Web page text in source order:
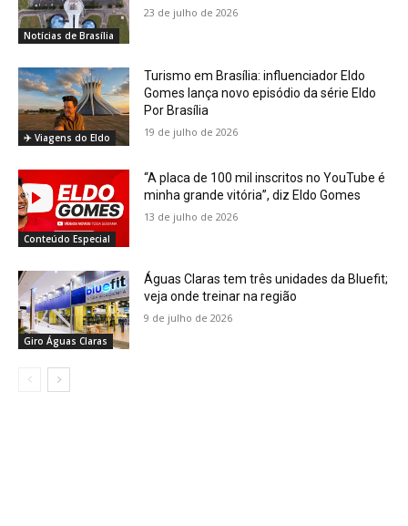
Notícias de Brasília
23 de julho de 2026
✈️ Viagens do Eldo
Turismo em Brasília: influenciador Eldo
Gomes lança novo episódio da série Eldo
Por Brasília
19 de julho de 2026
Conteúdo Especial
“A placa de 100 mil inscritos no YouTube é
minha grande vitória”, diz Eldo Gomes
13 de julho de 2026
Giro Águas Claras
Águas Claras tem três unidades da Bluefit;
veja onde treinar na região
9 de julho de 2026